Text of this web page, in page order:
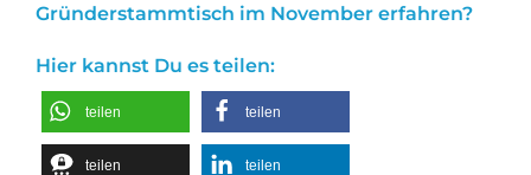
Gründerstammtisch im November erfahren?
Hier kannst Du es teilen:
teilen teilen
teilen teilen